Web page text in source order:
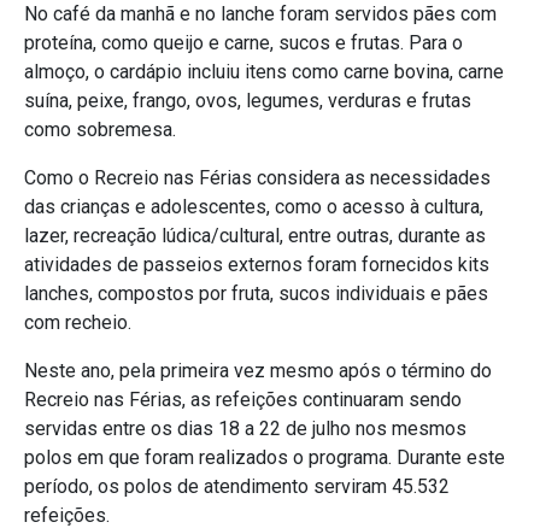
No café da manhã e no lanche foram servidos pães com
proteína, como queijo e carne, sucos e frutas. Para o
almoço, o cardápio incluiu itens como carne bovina, carne
suína, peixe, frango, ovos, legumes, verduras e frutas
como sobremesa.
Como o Recreio nas Férias considera as necessidades
das crianças e adolescentes, como o acesso à cultura,
lazer, recreação lúdica/cultural, entre outras, durante as
atividades de passeios externos foram fornecidos kits
lanches, compostos por fruta, sucos individuais e pães
com recheio.
Neste ano, pela primeira vez mesmo após o término do
Recreio nas Férias, as refeições continuaram sendo
servidas entre os dias 18 a 22 de julho nos mesmos
polos em que foram realizados o programa. Durante este
período, os polos de atendimento serviram 45.532
refeições.